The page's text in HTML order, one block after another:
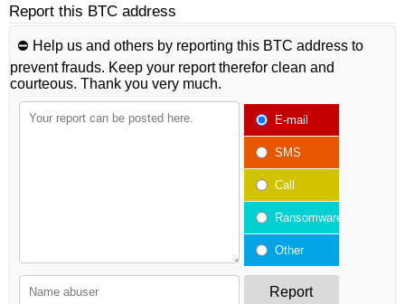
Report this BTC address
⛔️ Help us and others by reporting this BTC address to
prevent frauds. Keep your report therefor clean and
courteous. Thank you very much.
E-mail
SMS
Call
Ransomware
Other
Report